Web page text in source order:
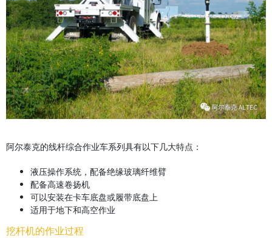
阿尔泰克的线杆综合作业车系列具有以下几大特点：
液压操作系统，配备绝缘玻璃纤维臂
配备高速卷扬机
可以安装在卡车底盘或履带底盘上
适用于地下和高空作业
挖杆机的作业过程